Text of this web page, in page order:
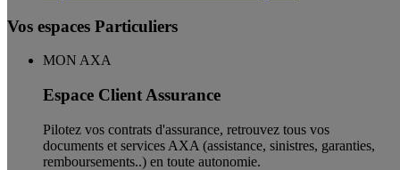
Vos espaces Particuliers
MON AXA
Espace Client Assurance
Pilotez vos contrats d'assurance, retrouvez tous vos
documents et services AXA (assistance, sinistres, garanties,
remboursements..) en toute autonomie. ​